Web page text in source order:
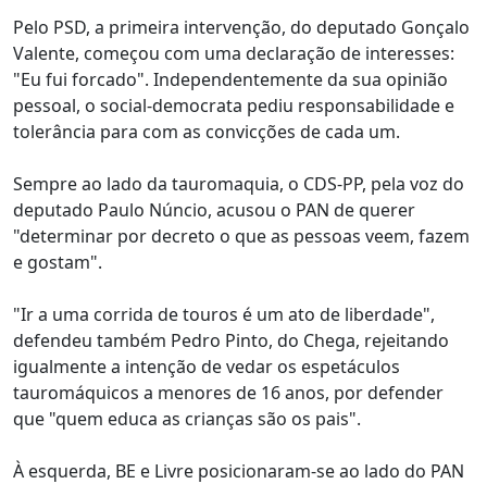
Pelo PSD, a primeira intervenção, do deputado Gonçalo
Valente, começou com uma declaração de interesses:
"Eu fui forcado". Independentemente da sua opinião
pessoal, o social-democrata pediu responsabilidade e
tolerância para com as convicções de cada um.
Sempre ao lado da tauromaquia, o CDS-PP, pela voz do
deputado Paulo Núncio, acusou o PAN de querer
"determinar por decreto o que as pessoas veem, fazem
e gostam".
"Ir a uma corrida de touros é um ato de liberdade",
defendeu também Pedro Pinto, do Chega, rejeitando
igualmente a intenção de vedar os espetáculos
tauromáquicos a menores de 16 anos, por defender
que "quem educa as crianças são os pais".
À esquerda, BE e Livre posicionaram-se ao lado do PAN